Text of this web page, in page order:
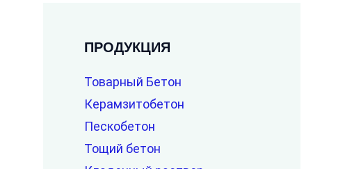
ПРОДУКЦИЯ
Товарный Бетон
Керамзитобетон
Пескобетон
Тощий бетон